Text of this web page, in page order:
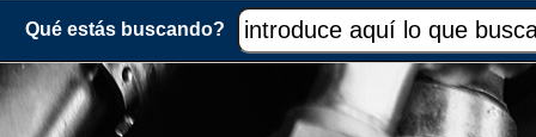
Qué estás buscando?